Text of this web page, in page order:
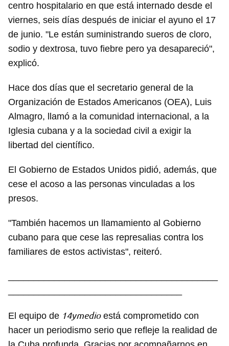
centro hospitalario en que está internado desde el
viernes, seis días después de iniciar el ayuno el 17
de junio. "Le están suministrando sueros de cloro,
sodio y dextrosa, tuvo fiebre pero ya desapareció",
explicó.
Hace dos días que el secretario general de la
Organización de Estados Americanos (OEA), Luis
Almagro, llamó a la comunidad internacional, a la
Iglesia cubana y a la sociedad civil a exigir la
libertad del científico.
El Gobierno de Estados Unidos pidió, además, que
cese el acoso a las personas vinculadas a los
presos.
"También hacemos un llamamiento al Gobierno
cubano para que cese las represalias contra los
familiares de estos activistas", reiteró.
El equipo de 14ymedioestá comprometido con
hacer un periodismo serio que refleje la realidad de